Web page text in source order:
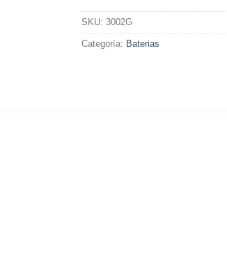
SKU: 3002G
Categoría: Baterias